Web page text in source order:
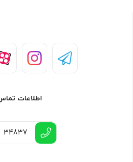
اطلاعات
34837